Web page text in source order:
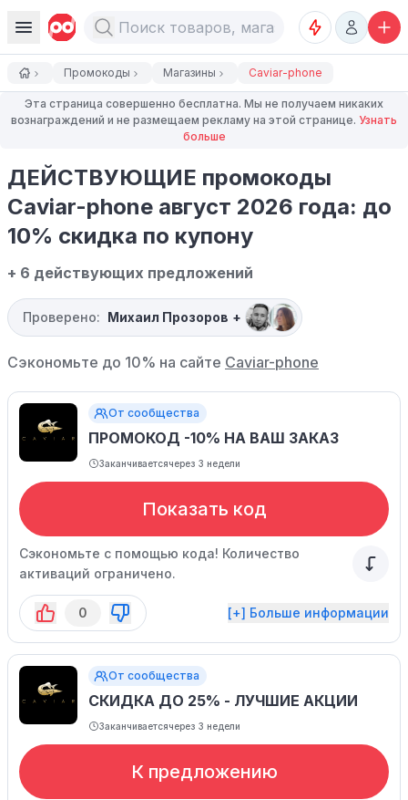
Промокоды Магазины Caviar-phone
Эта страница совершенно бесплатна. Мы не получаем никаких
вознаграждений и не размещаем рекламу на этой странице. Узнать
больше
ДЕЙСТВУЮЩИЕ промокоды
Caviar-phone август 2026 года: до
10% скидка по купону
+ 6 действующих предложений
Проверено: Михаил Прозоров +
Сэкономьте до 10% на сайте Caviar-phone
От сообщества
ПРОМОКОД -10% НА ВАШ ЗАКАЗ
Заканчиваетсячерез 3 недели
Показать код
Сэкономьте с помощью кода! Количество
активаций ограничено.
0 [+] Больше информации
От сообщества
СКИДКА ДО 25% - ЛУЧШИЕ АКЦИИ
Заканчиваетсячерез 3 недели
К предложению